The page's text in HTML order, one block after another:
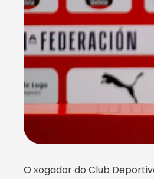
O xogador do Club